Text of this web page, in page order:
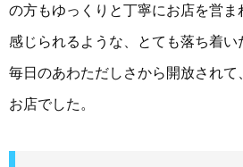
の方もゆっくりと丁寧にお店を営ま
感じられるような、とても落ち着い
毎日のあわただしさから開放され
お店でした。